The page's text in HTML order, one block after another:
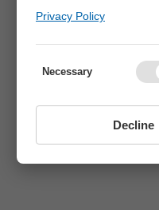
Privacy Policy
Necessary
Decline